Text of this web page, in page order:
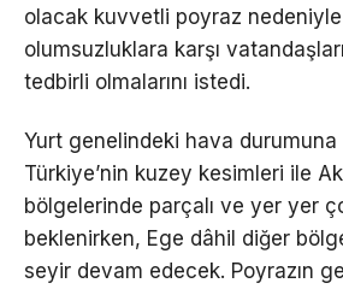
olacak kuvvetli poyraz
olumsuzluklara karşı
tedbirli olmalarını istedi.
Yurt genelindeki hava durumuna
Türkiye’nin kuzey kesimleri ile
bölgelerinde parçalı ve yer yer
beklenirken, Ege dâhil diğer
seyir devam edecek. Poyrazın